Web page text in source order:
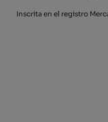
Inscrita en el registro